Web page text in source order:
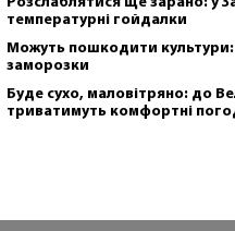
температурні гойдалки
Можуть пошкодити культури:
заморозки
Буде сухо, маловітряно: до
триватимуть комфортні